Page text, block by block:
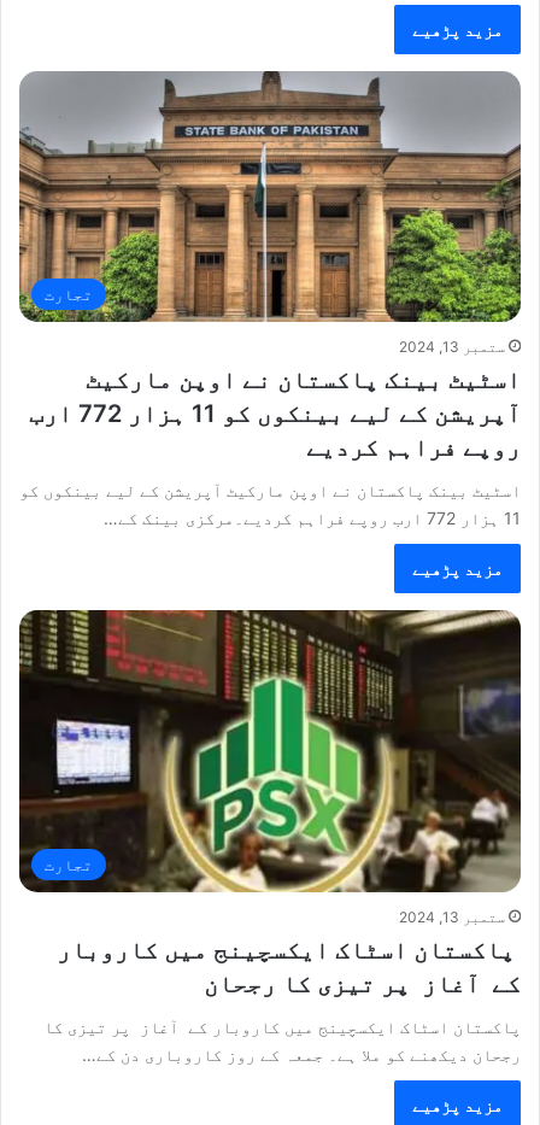
مزید پڑھیے
تجارت
ستمبر 13, 2024
اسٹیٹ بینک پاکستان نے اوپن مارکیٹ
آپریشن کے لیے بینکوں کو 11 ہزار 772 ارب
روپے فراہم کردیے
اسٹیٹ بینک پاکستان نے اوپن مارکیٹ آپریشن کے لیے بینکوں کو
11 ہزار 772 ارب روپے فراہم کردیے۔مرکزی بینک کے…
مزید پڑھیے
تجارت
ستمبر 13, 2024
پاکستان اسٹاک ایکسچینج میں کاروبار
کے آغاز پر تیزی کا رجحان
پاکستان اسٹاک ایکسچینج میں کاروبار کے آغاز پر تیزی کا
رجحان دیکھنے کو ملا ہے۔ جمعہ کے روز کاروباری دن کے…
مزید پڑھیے